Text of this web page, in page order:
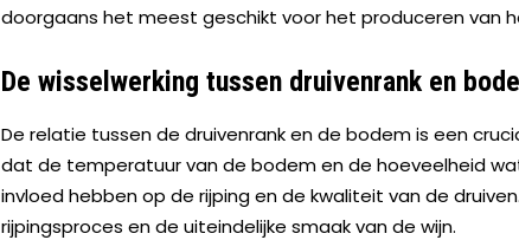
doorgaans het meest geschikt voor het produceren van
De wisselwerking tussen druivenrank en
De relatie tussen de druivenrank en de bodem is een
dat de temperatuur van de bodem en de hoeveelheid
invloed hebben op de rijping en de kwaliteit van de
rijpingsproces en de uiteindelijke smaak van de wijn.